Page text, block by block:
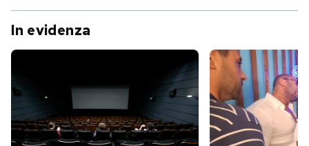
In evidenza